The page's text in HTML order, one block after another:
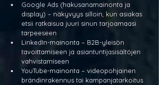
Google Ads (hakusanamainonta ja
display) – näkyvyys silloin, kun asiakas
etsii ratkaisua juuri sinun tarjoamaasi
tarpeeseen
LinkedIn-mainonta – B2B-yleisön
tavoittamiseen ja asiantuntijasisältöjen
vahvistamiseen
YouTube-mainonta – videopohjainen
brändinrakennus tai kampanjatarkoitus